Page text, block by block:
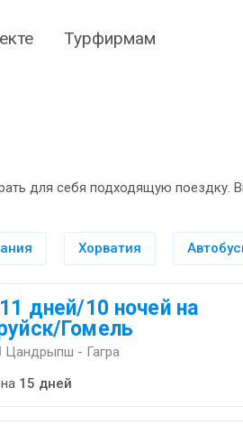
Турфирмам
для себя подходящую поездку.
Хорватия
дней/10 ночей на
Гомель
Цандрыпш - Гагра
на 15 дней